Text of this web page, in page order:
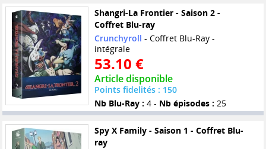
Shangri-La Frontier - Saison 2 -
Coffret Blu-ray
Crunchyroll - Coffret Blu-Ray -
intégrale
53.10 €
Article disponible
Points fidelités : 150
Nb Blu-Ray : 4 - Nb épisodes : 25
Spy X Family - Saison 1 - Coffret Blu-
ray